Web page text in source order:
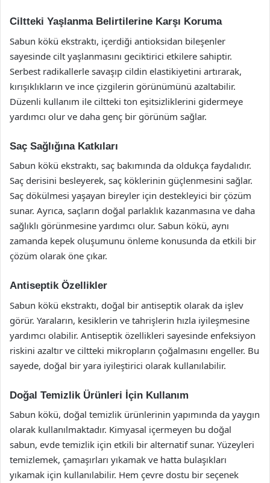
Ciltteki Yaşlanma Belirtilerine Karşı Koruma
Sabun kökü ekstraktı, içerdiği antioksidan bileşenler
sayesinde cilt yaşlanmasını geciktirici etkilere sahiptir.
Serbest radikallerle savaşıp cildin elastikiyetini artırarak,
kırışıklıkların ve ince çizgilerin görünümünü azaltabilir.
Düzenli kullanım ile ciltteki ton eşitsizliklerini gidermeye
yardımcı olur ve daha genç bir görünüm sağlar.
Saç Sağlığına Katkıları
Sabun kökü ekstraktı, saç bakımında da oldukça faydalıdır.
Saç derisini besleyerek, saç köklerinin güçlenmesini sağlar.
Saç dökülmesi yaşayan bireyler için destekleyici bir çözüm
sunar. Ayrıca, saçların doğal parlaklık kazanmasına ve daha
sağlıklı görünmesine yardımcı olur. Sabun kökü, aynı
zamanda kepek oluşumunu önleme konusunda da etkili bir
çözüm olarak öne çıkar.
Antiseptik Özellikler
Sabun kökü ekstraktı, doğal bir antiseptik olarak da işlev
görür. Yaraların, kesiklerin ve tahrişlerin hızla iyileşmesine
yardımcı olabilir. Antiseptik özellikleri sayesinde enfeksiyon
riskini azaltır ve ciltteki mikropların çoğalmasını engeller. Bu
sayede, doğal bir yara iyileştirici olarak kullanılabilir.
Doğal Temizlik Ürünleri İçin Kullanım
Sabun kökü, doğal temizlik ürünlerinin yapımında da yaygın
olarak kullanılmaktadır. Kimyasal içermeyen bu doğal
sabun, evde temizlik için etkili bir alternatif sunar. Yüzeyleri
temizlemek, çamaşırları yıkamak ve hatta bulaşıkları
yıkamak için kullanılabilir. Hem çevre dostu bir seçenek